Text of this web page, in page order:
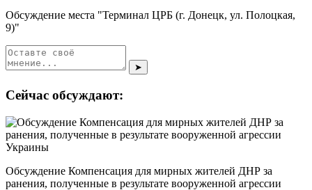
Обсуждение места "Терминал ЦРБ (г. Донецк, ул. Полоцкая,
9)"
➤
Сейчас обсуждают:
Обсуждение Компенсация для мирных жителей ДНР за
ранения, полученные в результате вооруженной агрессии